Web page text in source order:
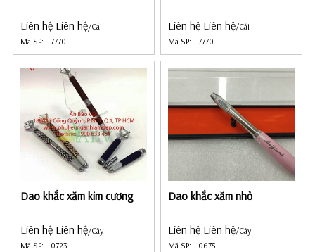
Liên hệ Liên hệ/Cái
Mã SP:
7770
Liên hệ Liên hệ/Cái
Mã SP:
7770
Dao khắc xăm kim cương
Liên hệ Liên hệ/Cây
Mã SP:
0723
Dao khắc xăm nhỏ
Liên hệ Liên hệ/Cây
Mã SP:
0675